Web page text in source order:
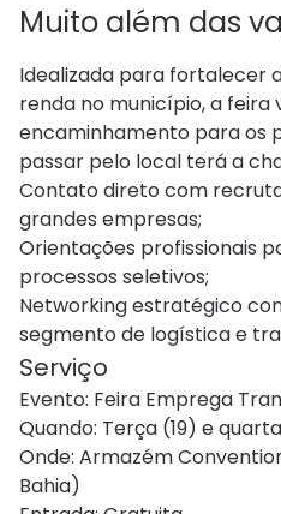
Muito além das
Idealizada para fortalecer
renda no município, a feira
encaminhamento para os
passar pelo local terá a
Contato direto com
grandes empresas;
Orientações profissionais
processos seletivos;
Networking estratégico
segmento de logística e
Serviço
Evento: Feira Emprega
Quando: Terça (19) e
Onde: Armazém
Bahia)